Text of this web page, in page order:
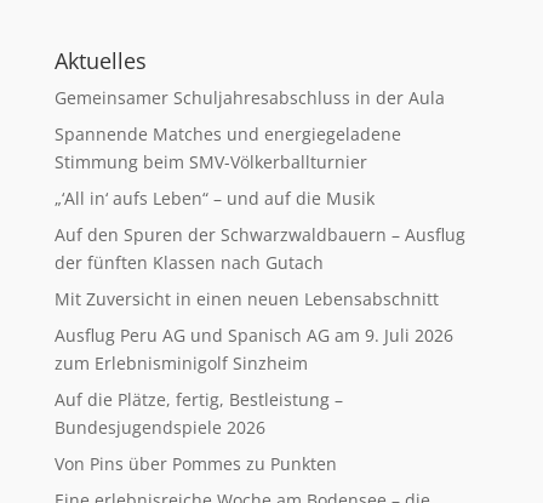
Aktuelles
Gemeinsamer Schuljahresabschluss in der Aula
Spannende Matches und energiegeladene
Stimmung beim SMV-Völkerballturnier
„‘All in‘ aufs Leben“ – und auf die Musik
Auf den Spuren der Schwarzwaldbauern – Ausflug
der fünften Klassen nach Gutach
Mit Zuversicht in einen neuen Lebensabschnitt
Ausflug Peru AG und Spanisch AG am 9. Juli 2026
zum Erlebnisminigolf Sinzheim
Auf die Plätze, fertig, Bestleistung –
Bundesjugendspiele 2026
Von Pins über Pommes zu Punkten